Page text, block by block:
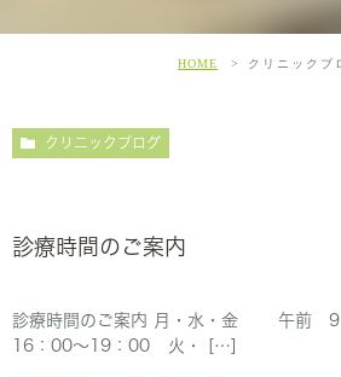
HOME クリニックブ
クリニックブログ
診療時間のご案内
診療時間のご案内 月・水・金 午前
16：00～19：00 火・ […]